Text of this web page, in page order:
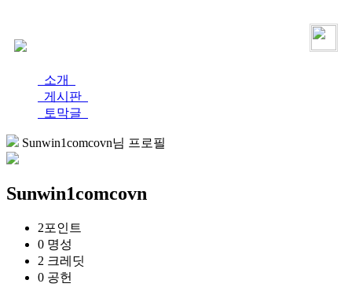
소개
게시판
토막글
Sunwin1comcovn님 프로필
Sunwin1comcovn
2포인트
0 명성
2 크레딧
0 공헌